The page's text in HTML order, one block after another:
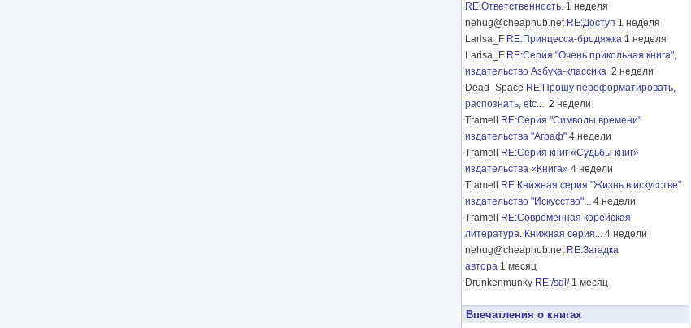
RE:Ответственность. 1 неделя
nehug@cheaphub.net RE:Доступ 1 неделя
Larisa_F RE:Принцесса-бродяжка 1 неделя
Larisa_F RE:Серия "Очень прикольная книга",
издательство Азбука-классика 2 недели
Dead_Space RE:Прошу переформатировать,
распознать, etc... 2 недели
Tramell
RE:Серия "Символы времени"
издательства "Аграф" 4 недели
Tramell
RE:Серия книг «Судьбы книг»
издательства «Книга» 4 недели
Tramell
RE:Книжная серия "Жизнь в искусстве"
издательство "Искусство"... 4 недели
Tramell
RE:Современная корейская
литература. Книжная серия... 4 недели
nehug@cheaphub.net RE:Загадка
автора 1 месяц
Drunkenmunky RE:/sql/ 1 месяц
Впечатления о книгах